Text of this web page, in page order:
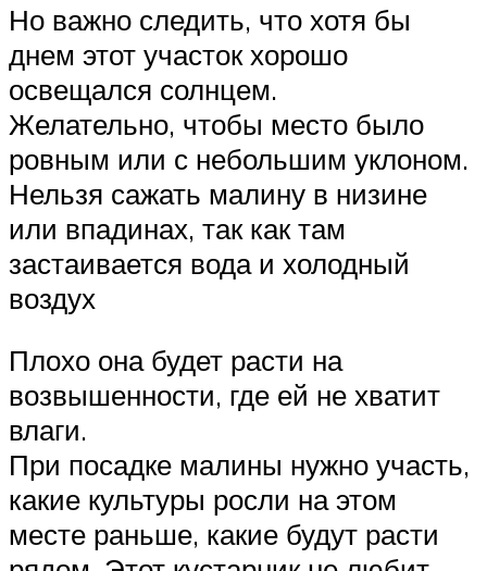
Но важно следить, что хотя бы
днем этот участок хорошо
освещался солнцем.
Желательно, чтобы место было
ровным или с небольшим уклоном.
Нельзя сажать малину в низине
или впадинах, так как там
застаивается вода и холодный
воздух
Плохо она будет расти на
возвышенности, где ей не хватит
влаги.
При посадке малины нужно участь,
какие культуры росли на этом
месте раньше, какие будут расти